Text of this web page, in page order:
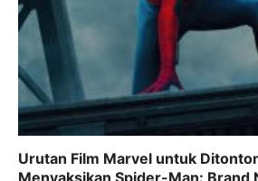
Urutan Film Marvel untuk